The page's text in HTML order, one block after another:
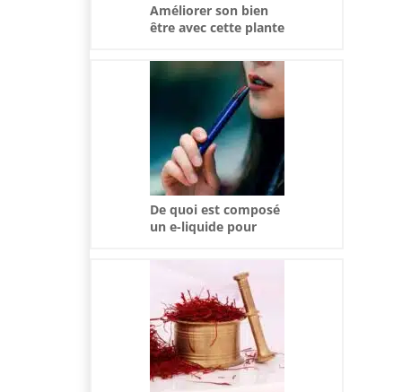
Améliorer son bien
être avec cette plante
De quoi est composé
un e-liquide pour
électronique ?